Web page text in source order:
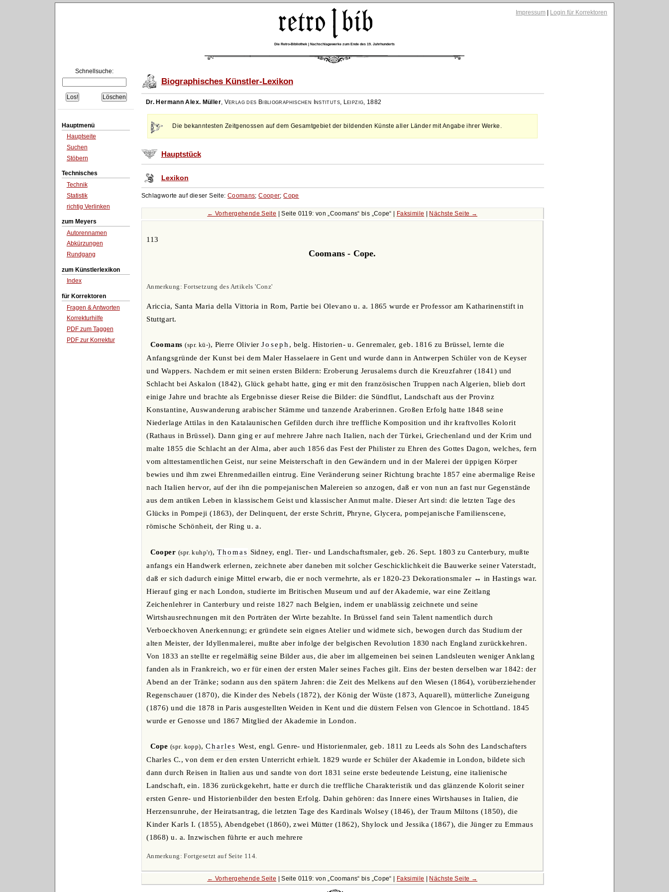
Impressum Login für Korrektoren
Die Retro-Bibliothek | Nachschlagewerke zum Ende des 19. Jahrhunderts
Schnellsuche:
Hauptmenü
Hauptseite
Suchen
Stöbern
Technisches
Technik
Statistik
richtig Verlinken
zum Meyers
Autorennamen
Abkürzungen
Rundgang
zum Künstlerlexikon
Index
für Korrektoren
Fragen & Antworten
Korrekturhilfe
PDF zum Taggen
PDF zur Korrektur
Biographisches Künstler-Lexikon
Dr. Hermann Alex. Müller, Verlag des Bibliographischen Instituts, Leipzig, 1882
Die bekanntesten Zeitgenossen auf dem Gesamtgebiet der bildenden Künste aller Länder mit Angabe ihrer Werke.
Hauptstück
Lexikon
Schlagworte auf dieser Seite: Coomans;Cooper;Cope
← Vorhergehende Seite | Seite 0119: von Coomans bis Cope | Faksimile | Nächste Seite →
113
Coomans - Cope.
Anmerkung: Fortsetzung des Artikels 'Conz'
Ariccia, Santa Maria della Vittoria in Rom, Partie bei Olevano u. a. 1865 wurde er Professor am Katharinenstift in
Stuttgart.
Coomans (spr. kū-), Pierre OlivierJoseph, belg. Historien- u. Genremaler, geb. 1816 zu Brüssel, lernte die
Anfangsgründe der Kunst bei dem Maler Hasselaere in Gent und wurde dann in Antwerpen Schüler von de Keyser
und Wappers. Nachdem er mit seinen ersten Bildern: Eroberung Jerusalems durch die Kreuzfahrer (1841) und
Schlacht bei Askalon (1842), Glück gehabt hatte, ging er mit den französischen Truppen nach Algerien, blieb dort
einige Jahre und brachte als Ergebnisse dieser Reise die Bilder: die Sündflut, Landschaft aus der Provinz
Konstantine, Auswanderung arabischer Stämme und tanzende Araberinnen. Großen Erfolg hatte 1848 seine
Niederlage Attilas in den Katalaunischen Gefilden durch ihre treffliche Komposition und ihr kraftvolles Kolorit
(Rathaus in Brüssel). Dann ging er auf mehrere Jahre nach Italien, nach der Türkei, Griechenland und der Krim und
malte 1855 die Schlacht an der Alma, aber auch 1856 das Fest der Philister zu Ehren des Gottes Dagon, welches, fern
vom alttestamentlichen Geist, nur seine Meisterschaft in den Gewändern und in der Malerei der üppigen Körper
bewies und ihm zwei Ehrenmedaillen eintrug. Eine Veränderung seiner Richtung brachte 1857 eine abermalige Reise
nach Italien hervor, auf der ihn die pompejanischen Malereien so anzogen, daß er von nun an fast nur Gegenstände
aus dem antiken Leben in klassischem Geist und klassischer Anmut malte. Dieser Art sind: die letzten Tage des
Glücks in Pompeji (1863), der Delinquent, der erste Schritt, Phryne, Glycera, pompejanische Familienscene,
römische Schönheit, der Ring u. a.
Cooper (spr. kuhp'r), Thomas Sidney, engl. Tier- und Landschaftsmaler, geb. 26. Sept. 1803 zu Canterbury, mußte
anfangs ein Handwerk erlernen, zeichnete aber daneben mit solcher Geschicklichkeit die Bauwerke seiner Vaterstadt,
daß er sich dadurch einige Mittel erwarb, die er noch vermehrte, als er 1820-23 Dekorationsmaler ↔ in Hastings war.
Hierauf ging er nach London, studierte im Britischen Museum und auf der Akademie, war eine Zeitlang
Zeichenlehrer in Canterbury und reiste 1827 nach Belgien, indem er unablässig zeichnete und seine
Wirtshausrechnungen mit den Porträten der Wirte bezahlte. In Brüssel fand sein Talent namentlich durch
Verboeckhoven Anerkennung; er gründete sein eignes Atelier und widmete sich, bewogen durch das Studium der
alten Meister, der Idyllenmalerei, mußte aber infolge der belgischen Revolution 1830 nach England zurückkehren.
Von 1833 an stellte er regelmäßig seine Bilder aus, die aber im allgemeinen bei seinen Landsleuten weniger Anklang
fanden als in Frankreich, wo er für einen der ersten Maler seines Faches gilt. Eins der besten derselben war 1842: der
Abend an der Tränke; sodann aus den spätern Jahren: die Zeit des Melkens auf den Wiesen (1864), vorüberziehender
Regenschauer (1870), die Kinder des Nebels (1872), der König der Wüste (1873, Aquarell), mütterliche Zuneigung
(1876) und die 1878 in Paris ausgestellten Weiden in Kent und die düstern Felsen von Glencoe in Schottland. 1845
wurde er Genosse und 1867 Mitglied der Akademie in London.
Cope (spr. kopp), Charles West, engl. Genre- und Historienmaler, geb. 1811 zu Leeds als Sohn des Landschafters
Charles C., von dem er den ersten Unterricht erhielt. 1829 wurde er Schüler der Akademie in London, bildete sich
dann durch Reisen in Italien aus und sandte von dort 1831 seine erste bedeutende Leistung, eine italienische
Landschaft, ein. 1836 zurückgekehrt, hatte er durch die treffliche Charakteristik und das glänzende Kolorit seiner
ersten Genre- und Historienbilder den besten Erfolg. Dahin gehören: das Innere eines Wirtshauses in Italien, die
Herzensunruhe, der Heiratsantrag, die letzten Tage des Kardinals Wolsey (1846), der Traum Miltons (1850), die
Kinder Karls I. (1855), Abendgebet (1860), zwei Mütter (1862), Shylock und Jessika (1867), die Jünger zu Emmaus
(1868) u. a. Inzwischen führte er auch mehrere
Anmerkung: Fortgesetzt auf Seite 114.
← Vorhergehende Seite | Seite 0119: von Coomans bis Cope Faksimile Nächste Seite →